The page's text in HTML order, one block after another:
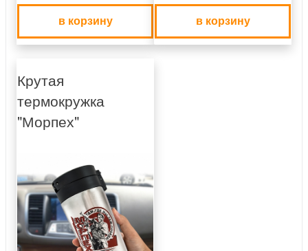
в корзину в корзину
Крутая
термокружка
"Морпех"